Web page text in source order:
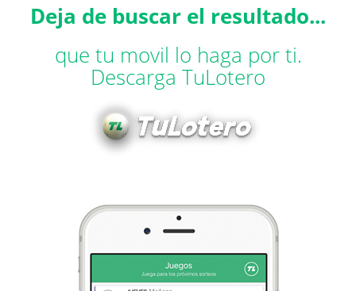
Deja de buscar el resultado...
que tu movil lo haga por ti.
Descarga TuLotero